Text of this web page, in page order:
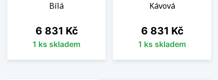
Bílá
Cena
6 831 Kč
1 ks skladem
Kávová
Cena
6 831 Kč
1 ks skladem